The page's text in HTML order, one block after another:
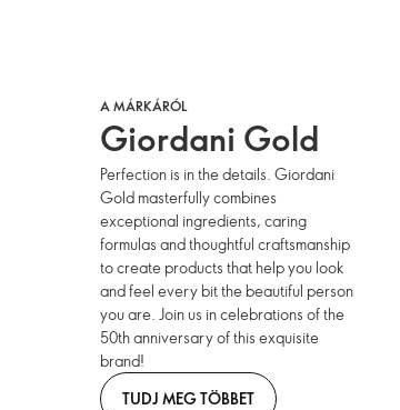
A MÁRKÁRÓL
Giordani Gold
Perfection is in the details. Giordani
Gold masterfully combines
exceptional ingredients, caring
formulas and thoughtful craftsmanship
to create products that help you look
and feel every bit the beautiful person
you are. Join us in celebrations of the
50th anniversary of this exquisite
brand!
TUDJ MEG TÖBBET